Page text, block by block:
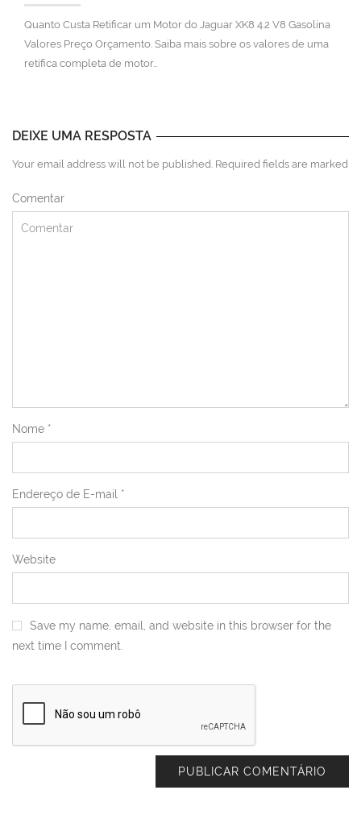
Quanto Custa Retificar um Motor do Jaguar XK8 4.2 V8 Gasolina
Valores Preço Orçamento. Saiba mais sobre os valores de uma
retífica completa de motor…
DEIXE UMA RESPOSTA
Your email address will not be published. Required fields are marked
Comentar
Nome *
Endereço de E-mail *
Website
Save my name, email, and website in this browser for the
next time I comment.